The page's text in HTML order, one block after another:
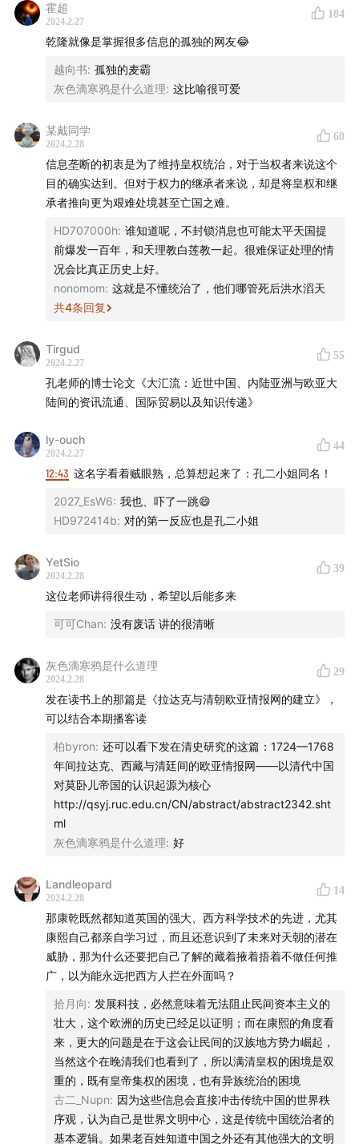
02:39 “闭关锁国”还是眼观六路？清代帝王的情报网络概述
清初对耶稣会士的利用与控制
16:03 清准战争的情报网：清廷对拉达克“中间人”群体的经
康雍乾三代的宗教外交与藏传佛教的普世性
三藩之乱中结下的梁子
经略欧亚：乾隆对外界信息的掌握与封闭
财政问题、皇子教育与对外信息传承危机
01:00:18提防海外华人，拒绝哈萨克和吕宋：乾隆的舆论
- 制作团队 -
声音设计 hotair
节目统筹 禾放
节目运营 小米粒
节目制作 hualun
logo设计 杨文骥
特别感谢 丁晋亮
- 互动方式 -
商务合作：ad@justpod.fm
微博：@忽左忽右leftright
微信公众号：忽左忽右Leftright / JustPod / 播客一下
小红书： JustPod气氛组 / 忽左忽右
B站：忽左忽右leftright
抖音：忽左忽右
霍超
2024.2.27
184
乾隆就像是掌握很多信息的孤独的网友😂
越向书: 孤独的麦霸
灰色滴寒鸦是什么道理: 这比喻很可爱
某戴同学
2024.2.28
60
信息垄断的初衷是为了维持皇权统治，对于当权者来说这个
目的确实达到。但对于权力的继承者来说，却是将皇权和继
承者推向更为艰难处境甚至亡国之难。
HD707000h: 谁知道呢，不封锁消息也可能太平天国提
前爆发一百年，和天理教白莲教一起。很难保证处理的情
况会比真正历史上好。
nonomom: 这就是不懂统治了，他们哪管死后洪水滔天
共4条回复
Tirgud
2024.2.27
55
孔老师的博士论文《大汇流：近世中国、内陆亚洲与欧亚大
陆间的资讯流通、国际贸易以及知识传递》
ly-ouch
2024.2.27
44
12:43 这名字看着贼眼熟，总算想起来了：孔二小姐同名！
2027_EsW6: 我也、吓了一跳😄
HD972414b: 对的第一反应也是孔二小姐
YetSio
2024.2.28
39
这位老师讲得很生动，希望以后能多来
可可Chan: 没有废话 讲的很清晰
灰色滴寒鸦是什么道理
2024.2.28
29
发在读书上的那篇是《拉达克与清朝欧亚情报网的建立》，
可以结合本期播客读
柏byron: 还可以看下发在清史研究的这篇：1724—1768
年间拉达克、西藏与清廷间的欧亚情报网——以清代中国
对莫卧儿帝国的认识起源为核心
http://qsyj.ruc.edu.cn/CN/abstract/abstract2342.sht
ml
灰色滴寒鸦是什么道理: 好
Landleopard
2024.2.28
14
那康乾既然都知道英国的强大、西方科学技术的先进，尤其
康熙自己都亲自学习过，而且还意识到了未来对天朝的潜在
威胁，那为什么还要把自己了解的藏着掖着捂着不做任何推
广，以为能永远把西方人拦在外面吗？
拾月向: 发展科技，必然意味着无法阻止民间资本主义的
壮大，这个欧洲的历史已经足以证明；而在康熙的角度看
来，更大的问题是在于这会让民间的汉族地方势力崛起，
当然这个在晚清我们也看到了，所以满清皇权的困境是双
重的，既有皇帝集权的困境，也有异族统治的困境
古二_Nupn: 因为这些信息会直接冲击传统中国的世界秩
序观，认为自己是世界文明中心，这是传统中国统治者的
基本逻辑。如果老百姓知道中国之外还有其他强大的文明